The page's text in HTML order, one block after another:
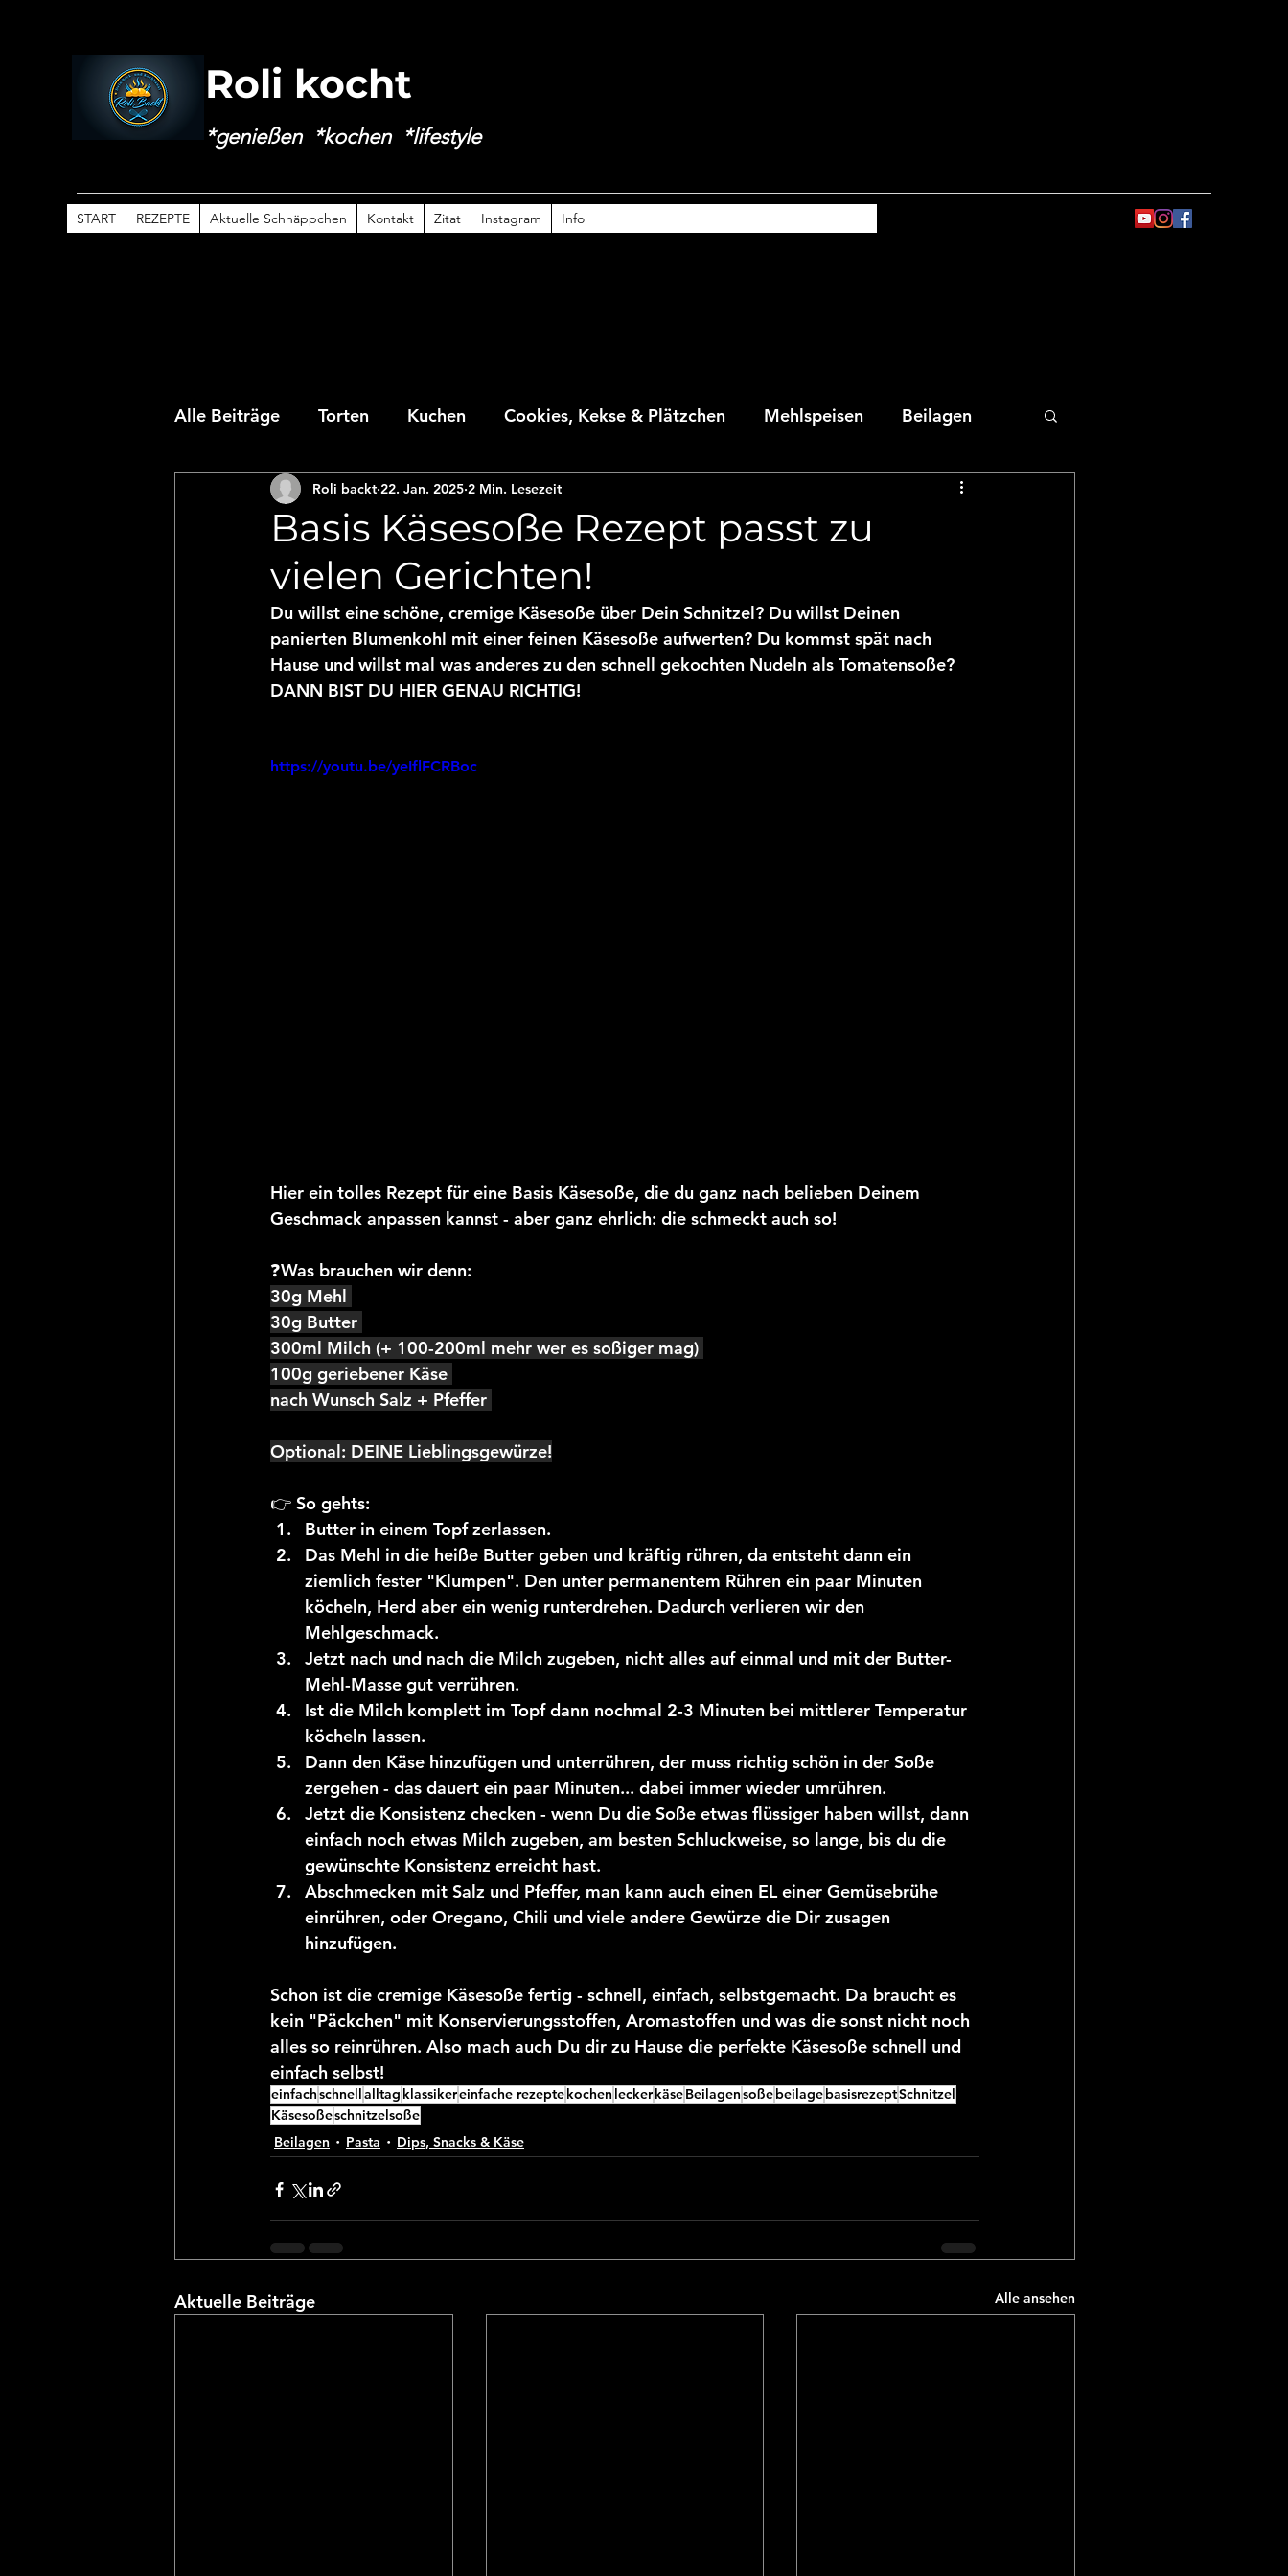
Roli kocht
*genießen *kochen *lifestyle
START REZEPTE Aktuelle Schnäppchen Kontakt Zitat Instagram Info
Alle Beiträge Torten Kuchen Cookies, Kekse & Plätzchen Mehlspeisen Beilagen
Frühstück Brot & Brötchen Muffins & Cupcakes
Weihnachtsbäckerei Küchengadgets / Küchenutensilien
Dips, Snacks & Käse Asiatische Küche Soßen Suppen Vorspeisen Beilagen
Basis Käsesoße Rezept passt zu
vielen Gerichten!
Roli backt 22. Jan. 2025 2 Min. Lesezeit
Du willst eine schöne, cremige Käsesoße über Dein Schnitzel? Du willst Deinen
panierten Blumenkohl mit einer feinen Käsesoße aufwerten? Du kommst spät nach
Hause und willst mal was anderes zu den schnell gekochten Nudeln als Tomatensoße?
DANN BIST DU HIER GENAU RICHTIG!
https://youtu.be/yeIflFCRBoc
Hier ein tolles Rezept für eine Basis Käsesoße, die du ganz nach belieben Deinem
Geschmack anpassen kannst - aber ganz ehrlich: die schmeckt auch so!
❓Was brauchen wir denn:
30g Mehl
30g Butter
300ml Milch (+ 100-200ml mehr wer es soßiger mag)
100g geriebener Käse
nach Wunsch Salz + Pfeffer
Optional: DEINE Lieblingsgewürze!
👉 So gehts:
Butter in einem Topf zerlassen.
Das Mehl in die heiße Butter geben und kräftig rühren, da entsteht dann ein
ziemlich fester "Klumpen". Den unter permanentem Rühren ein paar Minuten
köcheln, Herd aber ein wenig runterdrehen. Dadurch verlieren wir den
Mehlgeschmack.
Jetzt nach und nach die Milch zugeben, nicht alles auf einmal und mit der Butter-
Mehl-Masse gut verrühren.
Ist die Milch komplett im Topf dann nochmal 2-3 Minuten bei mittlerer Temperatur
köcheln lassen.
Dann den Käse hinzufügen und unterrühren, der muss richtig schön in der Soße
zergehen - das dauert ein paar Minuten... dabei immer wieder umrühren.
Jetzt die Konsistenz checken - wenn Du die Soße etwas flüssiger haben willst, dann
einfach noch etwas Milch zugeben, am besten Schluckweise, so lange, bis du die
gewünschte Konsistenz erreicht hast.
Abschmecken mit Salz und Pfeffer, man kann auch einen EL einer Gemüsebrühe
einrühren, oder Oregano, Chili und viele andere Gewürze die Dir zusagen
hinzufügen.
Schon ist die cremige Käsesoße fertig - schnell, einfach, selbstgemacht. Da braucht es
kein "Päckchen" mit Konservierungsstoffen, Aromastoffen und was die sonst nicht noch
alles so reinrühren. Also mach auch Du dir zu Hause die perfekte Käsesoße schnell und
einfach selbst!
einfachschnellalltag klassikereinfache rezeptekochen leckerkäseBeilagensoßebeilagebasisrezeptSchnitzel
Käsesoßeschnitzelsoße
Beilagen
Pasta Dips, Snacks & Käse
Aktuelle Beiträge Alle ansehen